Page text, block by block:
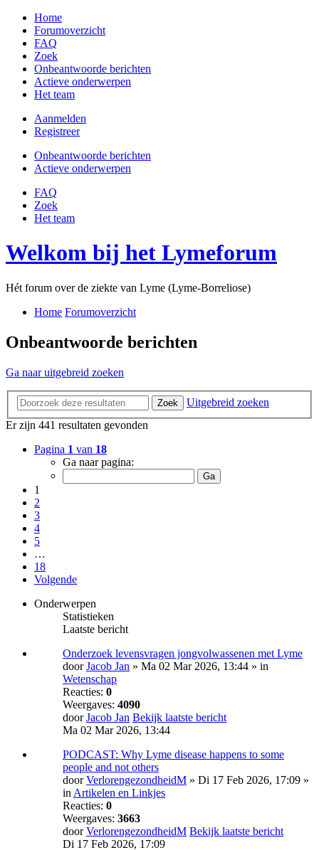
Home
Forumoverzicht
FAQ
Zoek
Onbeantwoorde berichten
Actieve onderwerpen
Het team
Aanmelden
Registreer
Onbeantwoorde berichten
Actieve onderwerpen
FAQ
Zoek
Het team
Welkom bij het Lymeforum
Hét forum over de ziekte van Lyme (Lyme-Borreliose)
Home Forumoverzicht
Onbeantwoorde berichten
Ga naar uitgebreid zoeken
Zoek
Uitgebreid zoeken
Er zijn 441 resultaten gevonden
Pagina 1 van 18
Ga naar pagina:
1
2
3
4
5
…
18
Volgende
Onderwerpen
Statistieken
Laatste bericht
Onderzoek levensvragen jongvolwassenen met Lyme
doorJacob Jan » Ma 02 Mar 2026, 13:44 » in
Wetenschap
Reacties: 0
Weergaves: 4090
doorJacob Jan Bekijk laatste bericht
Ma 02 Mar 2026, 13:44
PODCAST: Why Lyme disease happens to some
people and not others
doorVerlorengezondheidM » Di 17 Feb 2026, 17:09 »
in Artikelen en Linkjes
Reacties: 0
Weergaves: 3663
doorVerlorengezondheidM Bekijk laatste bericht
Di 17 Feb 2026, 17:09